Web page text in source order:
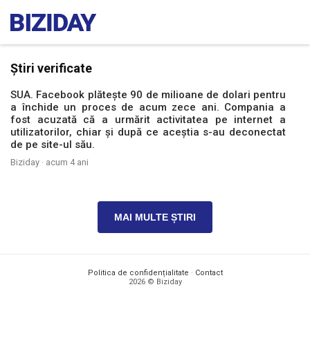
Știri verificate
SUA. Facebook plătește 90 de milioane de dolari pentru
a închide un proces de acum zece ani. Compania a
fost acuzată că a urmărit activitatea pe internet a
utilizatorilor, chiar și după ce aceștia s-au deconectat
de pe site-ul său.
Biziday · acum 4 ani
MAI MULTE ȘTIRI
Politica de confidențialitate · Contact
2026 © Biziday